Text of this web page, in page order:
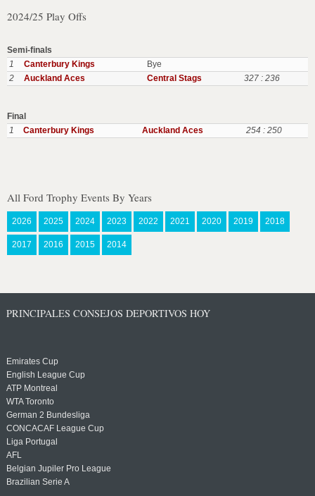
2024/25 Play Offs
Semi-finals
1
Canterbury Kings
Bye
2
Auckland Aces Central Stags 327 : 236
Final
1
Canterbury Kings Auckland Aces 254 : 250
All Ford Trophy Events By Years
2026 2025 2024 2023 2022 2021 2020 2019 2018
2017 2016 2015 2014
PRINCIPALES CONSEJOS DEPORTIVOS HOY
Emirates Cup
English League Cup
ATP Montreal
WTA Toronto
German 2 Bundesliga
CONCACAF League Cup
Liga Portugal
AFL
Belgian Jupiler Pro League
Brazilian Serie A